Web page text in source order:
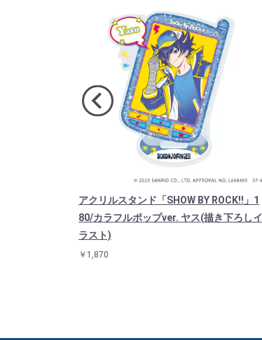
アクリルスタンド「SHOW BY ROCK!!」1
80/カラフルポップver. ヤス(描き下ろしイ
ラスト)
￥1,870